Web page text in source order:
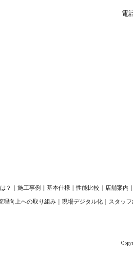
電
？ 施工事例 基本仕様 ｜性能比較 店舗案内
理向上への取り組み 現場デジタル化 スタッ